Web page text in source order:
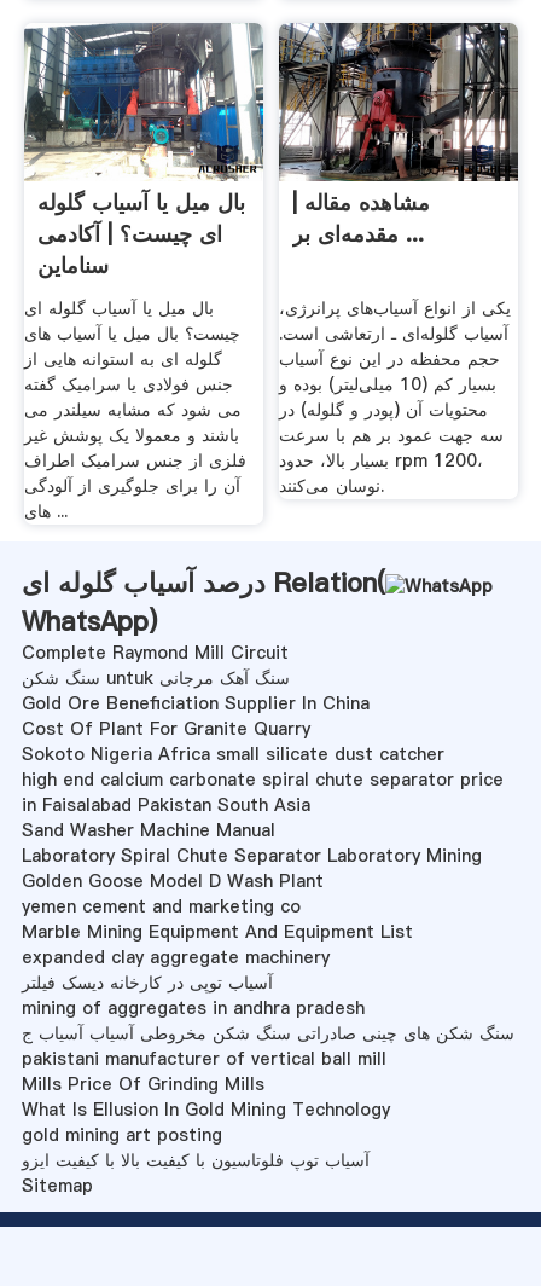
بال میل یا آسیاب گلوله
ای چیست؟ | آکادمی
سناماین
بال میل یا آسیاب گلوله ای
چیست؟ بال میل یا آسیاب های
گلوله ای به استوانه هایی از
جنس فولادی یا سرامیک گفته
می شود که مشابه سیلندر می
باشند و معمولا یک پوشش غیر
فلزی از جنس سرامیک اطراف
آن را برای جلوگیری از آلودگی
های ...
مشاهده مقاله |
مقدمه‌ای بر ...
یکی از انواع آسیاب‌های پرانرژی،
آسیاب گلوله‌ای ـ ارتعاشی است.
حجم محفظه در این نوع آسیاب
بسیار کم (10 میلی‌لیتر) بوده و
محتویات آن (پودر و گلوله) در
سه جهت عمود بر هم با سرعت
بسیار بالا، حدود rpm 1200،
نوسان می‌کنند.
درصد آسیاب گلوله ای Relation(
WhatsApp)
Complete Raymond Mill Circuit
سنگ شکن untuk سنگ آهک مرجانی
Gold Ore Beneficiation Supplier In China
Cost Of Plant For Granite Quarry
Sokoto Nigeria Africa small silicate dust catcher
high end calcium carbonate spiral chute separator price
in Faisalabad Pakistan South Asia
Sand Washer Machine Manual
Laboratory Spiral Chute Separator Laboratory Mining
Golden Goose Model D Wash Plant
yemen cement and marketing co
Marble Mining Equipment And Equipment List
expanded clay aggregate machinery
آسیاب توپی در کارخانه دیسک فیلتر
mining of aggregates in andhra pradesh
سنگ شکن های چینی صادراتی سنگ شکن مخروطی آسیاب آسیاب ج
pakistani manufacturer of vertical ball mill
Mills Price Of Grinding Mills
What Is Ellusion In Gold Mining Technology
gold mining art posting
آسیاب توپ فلوتاسیون با کیفیت بالا با کیفیت ایزو
Sitemap